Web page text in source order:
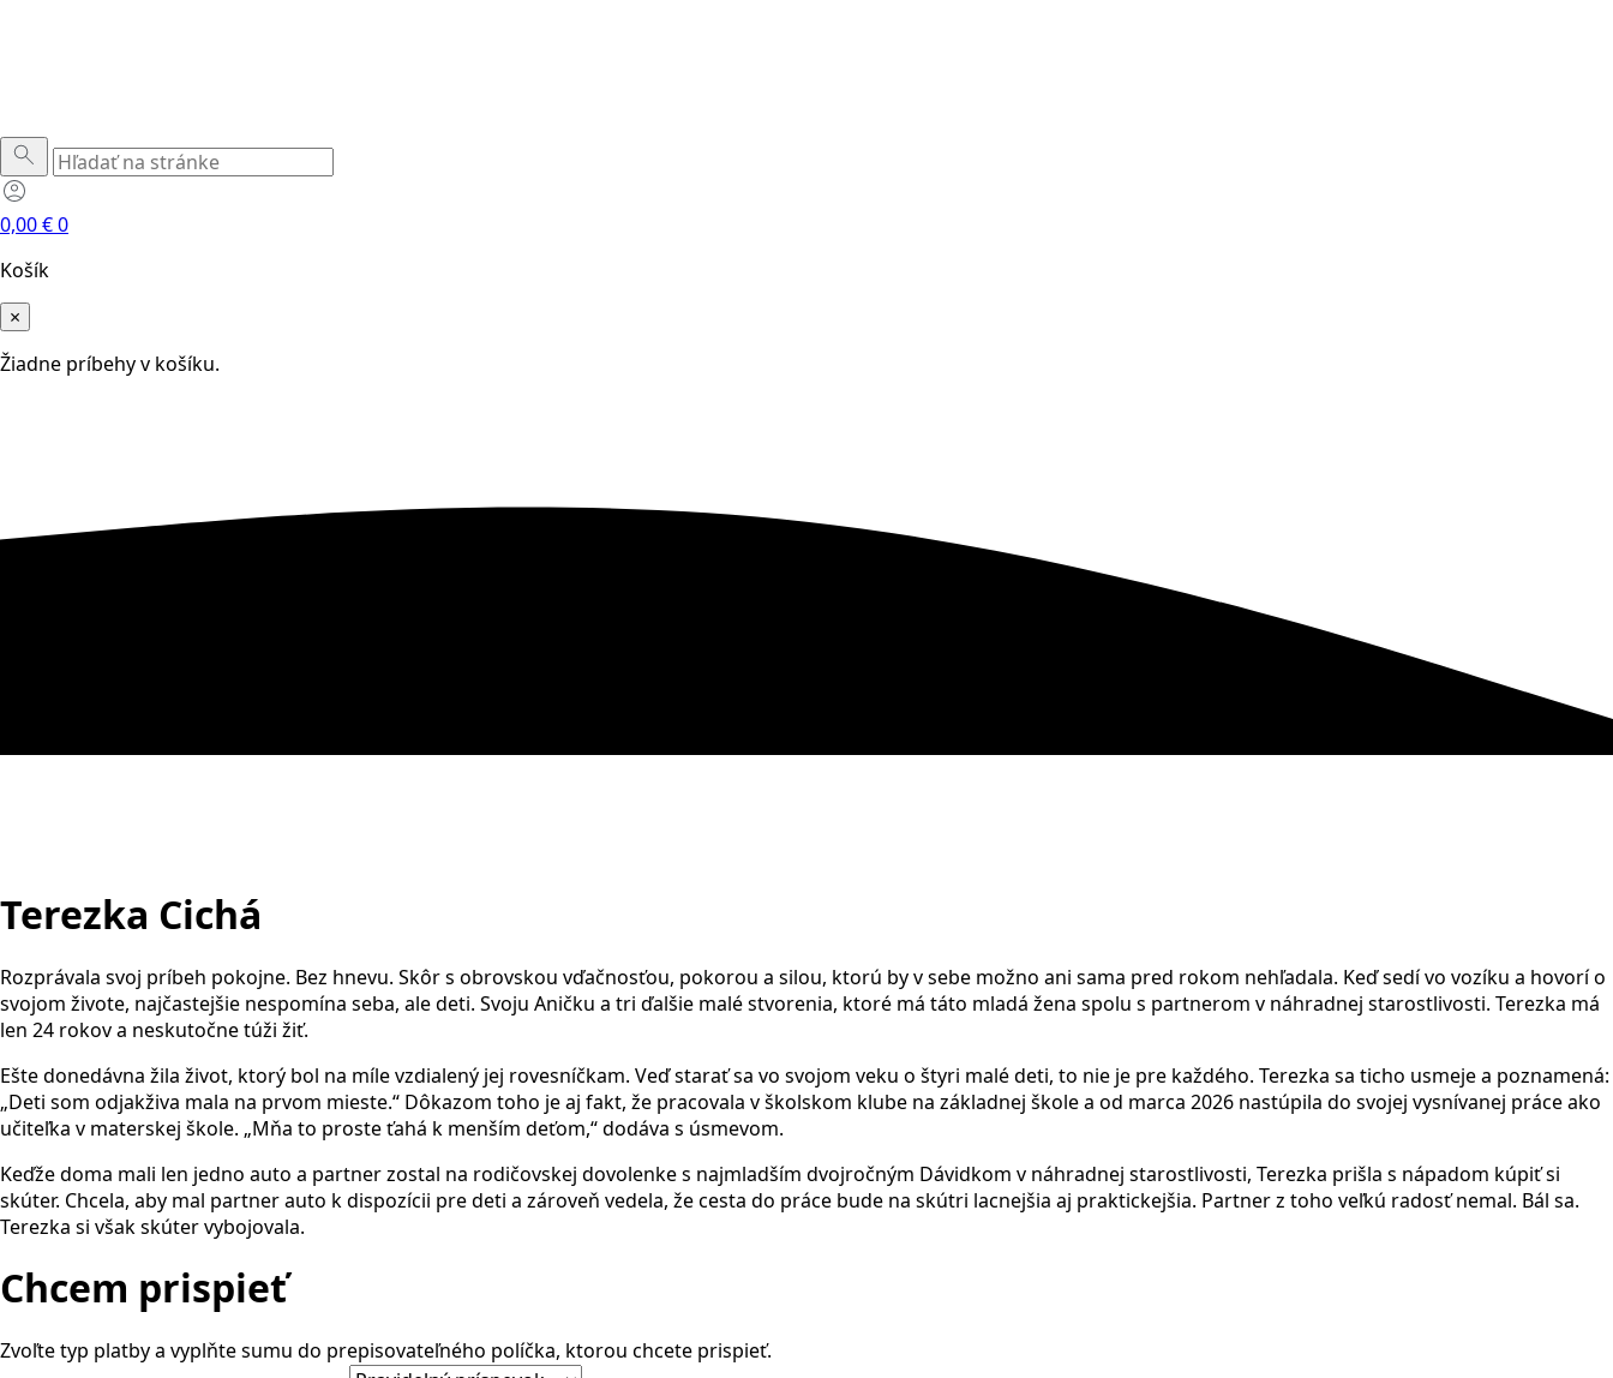
0,00€0
Košík
×
Žiadne príbehy v košíku.
Terezka Cichá
Rozprávala svoj príbeh pokojne. Bez hnevu. Skôr s obrovskou vďačnosťou, pokorou a silou, ktorú by v sebe možno ani sama pred rokom nehľadala. Keď sedí vo vozíku a hovorí o
svojom živote, najčastejšie nespomína seba, ale deti. Svoju Aničku a tri ďalšie malé stvorenia, ktoré má táto mladá žena spolu s partnerom v náhradnej starostlivosti. Terezka má
len 24 rokov a neskutočne túži žiť.
Ešte donedávna žila život, ktorý bol na míle vzdialený jej rovesníčkam. Veď starať sa vo svojom veku o štyri malé deti, to nie je pre každého. Terezka sa ticho usmeje a poznamená:
„Deti som odjakživa mala na prvom mieste.“ Dôkazom toho je aj fakt, že pracovala v školskom klube na základnej škole a od marca 2026 nastúpila do svojej vysnívanej práce ako
učiteľka v materskej škole. „Mňa to proste ťahá k menším deťom,“ dodáva s úsmevom.
Keďže doma mali len jedno auto a partner zostal na rodičovskej dovolenke s najmladším dvojročným Dávidkom v náhradnej starostlivosti, Terezka prišla s nápadom kúpiť si
skúter. Chcela, aby mal partner auto k dispozícii pre deti a zároveň vedela, že cesta do práce bude na skútri lacnejšia aj praktickejšia. Partner z toho veľkú radosť nemal. Bál sa.
Terezka si však skúter vybojovala.
Chcem prispieť
Zvoľte typ platby a vyplňte sumu do prepisovateľného políčka, ktorou chcete prispieť.